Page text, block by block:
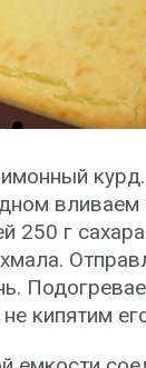
курд.
вливаем
250 г
кипятим